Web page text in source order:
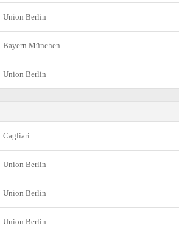
Union Berlin
Bayern München
Union Berlin
Cagliari
Union Berlin
Union Berlin
Union Berlin